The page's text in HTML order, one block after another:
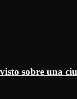
sobre una